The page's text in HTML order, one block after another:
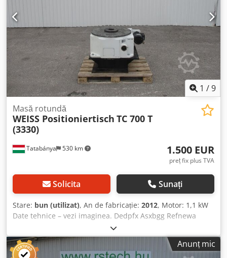
1 /9
Tatabánya 530 km
Masă rotundă
WEISS Positioniertisch TC 700 T
(3330)
1.500 EUR
preț fix plus TVA
Solicita Sunați
Stare: bun (utilizat), An de fabricație: 2012, Motor: 1,1 kW
Date tehnice – vezi imaginea. Dedpfx Asxbgg Refnewa
Anunț mic